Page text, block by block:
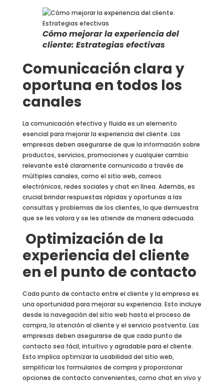
Cómo mejorar la experiencia del
cliente: Estrategias efectivas
Comunicación clara y
oportuna en todos los
canales
La comunicación efectiva y fluida es un elemento
esencial para mejorar la experiencia del cliente. Las
empresas deben asegurarse de que la información sobre
productos, servicios, promociones y cualquier cambio
relevante esté claramente comunicada a través de
múltiples canales, como el sitio web, correos
electrónicos, redes sociales y chat en línea. Además, es
crucial brindar respuestas rápidas y oportunas a las
consultas y problemas de los clientes, lo que demuestra
que se les valora y se les atiende de manera adecuada.
Optimización de la
experiencia del cliente
en el punto de contacto
Cada punto de contacto entre el cliente y la empresa es
una oportunidad para mejorar su experiencia. Esto incluye
desde la navegación del sitio web hasta el proceso de
compra, la atención al cliente y el servicio postventa. Las
empresas deben asegurarse de que cada punto de
contacto sea fácil, intuitivo y agradable para el cliente.
Esto implica optimizar la usabilidad del sitio web,
simplificar los formularios de compra y proporcionar
opciones de contacto convenientes, como chat en vivo y